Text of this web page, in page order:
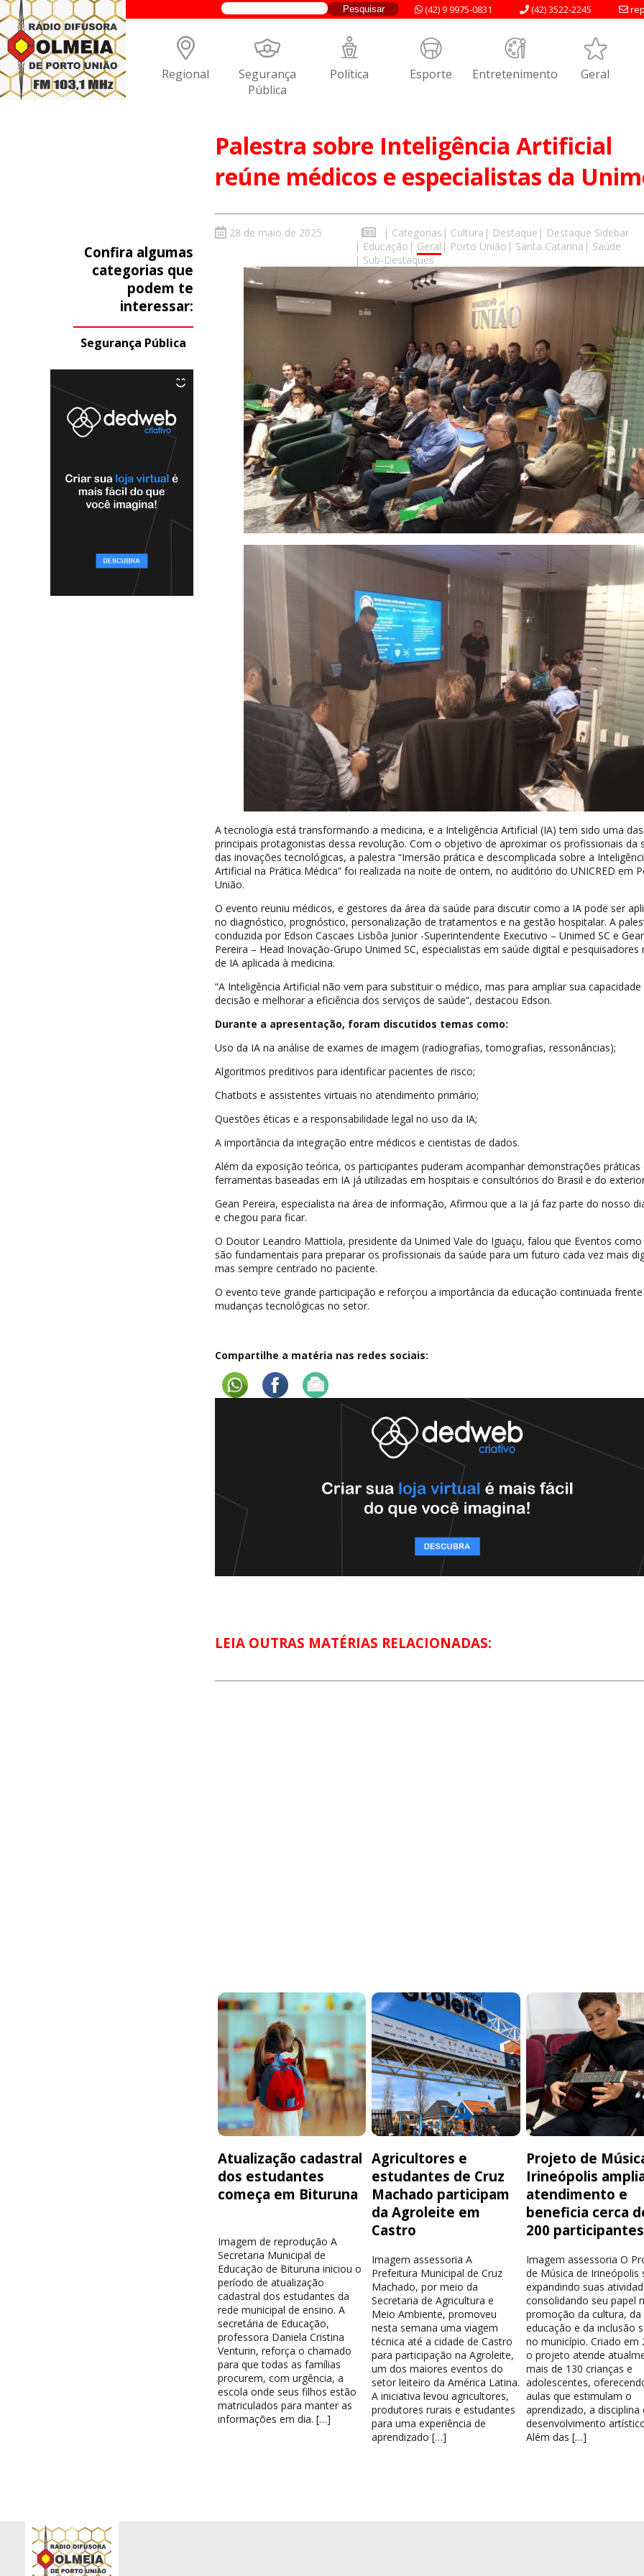
(42) 3522-2245
(42) 9 9975-0831
Regional Segurança
Pública
Política Esporte Entretenimento Geral
Palestra sobre Inteligência Artificial
reúne médicos e especialistas da
Confira algumas
categorias que
podem te
interessar:
Segurança Pública
28 de maio de 2025 | Categorias | Cultura | Destaque | Destaque Sidebar
| Educação | Geral | Porto União | Santa Catarina | Saúde
| Sub-Destaques
A tecnologia está transformando a medicina, e a Inteligência Artificial (IA) tem sido uma das
principais protagonistas dessa revolução. Com o objetivo de aproximar os profissionais da
das inovações tecnológicas, a palestra “Imersão prática e descomplicada sobre a
Artificial na Prática Médica” foi realizada na noite de ontem, no auditório do UNICRED em
União.
O evento reuniu médicos, e gestores da área da saúde para discutir como a IA pode ser
no diagnóstico, prognóstico, personalização de tratamentos e na gestão hospitalar. A
conduzida por Edson Cascaes Lisbôa Junior -Superintendente Executivo – Unimed SC e
Pereira – Head Inovação-Grupo Unimed SC, especialistas em saúde digital e pesquisadores
de IA aplicada à medicina.
“A Inteligência Artificial não vem para substituir o médico, mas para ampliar sua capacidade
decisão e melhorar a eficiência dos serviços de saúde”, destacou Edson.
Durante a apresentação, foram discutidos temas como:
Uso da IA na análise de exames de imagem (radiografias, tomografias, ressonâncias);
Algoritmos preditivos para identificar pacientes de risco;
Chatbots e assistentes virtuais no atendimento primário;
Questões éticas e a responsabilidade legal no uso da IA;
A importância da integração entre médicos e cientistas de dados.
Além da exposição teórica, os participantes puderam acompanhar demonstrações práticas
ferramentas baseadas em IA já utilizadas em hospitais e consultórios do Brasil e do
Gean Pereira, especialista na área de informação, Afirmou que a Ia já faz parte do nosso
e chegou para ficar.
O Doutor Leandro Mattiola, presidente da Unimed Vale do Iguaçu, falou que Eventos
são fundamentais para preparar os profissionais da saúde para um futuro cada vez mais
mas sempre centrado no paciente.
O evento teve grande participação e reforçou a importância da educação continuada
mudanças tecnológicas no setor.
Compartilhe a matéria nas redes sociais:
LEIA OUTRAS MATÉRIAS RELACIONADAS:
Atualização cadastral
dos estudantes
começa em Bituruna
Imagem de reprodução A
Secretaria Municipal de
Educação de Bituruna iniciou o
período de atualização
cadastral dos estudantes da
rede municipal de ensino. A
secretária de Educação,
professora Daniela Cristina
Venturin, reforça o chamado
para que todas as famílias
procurem, com urgência, a
escola onde seus filhos estão
matriculados para manter as
informações em dia. […]
Agricultores e
estudantes de Cruz
Machado participam
da Agroleite em
Castro
Imagem assessoria A
Prefeitura Municipal de Cruz
Machado, por meio da
Secretaria de Agricultura e
Meio Ambiente, promoveu
nesta semana uma viagem
técnica até a cidade de Castro
para participação na Agroleite,
um dos maiores eventos do
setor leiteiro da América Latina.
A iniciativa levou agricultores,
produtores rurais e estudantes
para uma experiência de
aprendizado […]
Projeto de
Irineópolis
atendimento e
beneficia cerca
200 participantes
Imagem assessoria O
de Música de Irineópolis
expandindo suas
consolidando seu papel
promoção da cultura, da
educação e da inclusão
no município. Criado em
o projeto atende
mais de 130 crianças e
adolescentes,
aulas que estimulam o
aprendizado, a disciplina
desenvolvimento
Além das […]